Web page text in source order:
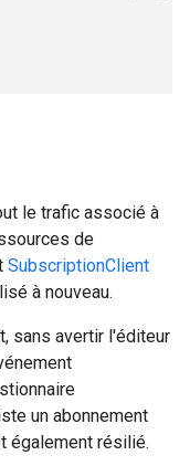
le trafic associé à
de
SubscriptionClient
à nouveau.
sans avertir l'éditeur
un abonnement
également résilié.